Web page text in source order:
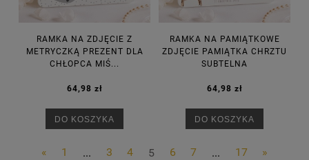
RAMKA NA ZDJĘCIE Z
METRYCZKĄ PREZENT DLA
CHŁOPCA MIŚ...
64,98 zł
DO KOSZYKA
RAMKA NA PAMIĄTKOWE
ZDJĘCIE PAMIĄTKA CHRZTU
SUBTELNA
64,98 zł
DO KOSZYKA
« 1 ... 3 4 5 6 7 ... 17 »